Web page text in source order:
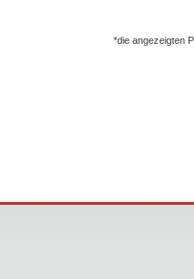
*die angezeigten